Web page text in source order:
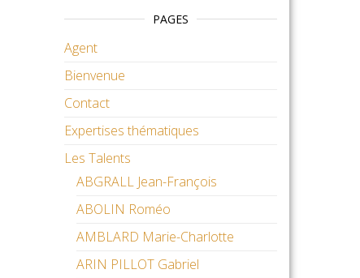
PAGES
Agent
Bienvenue
Contact
Expertises thématiques
Les Talents
ABGRALL Jean-François
ABOLIN Roméo
AMBLARD Marie-Charlotte
ARIN PILLOT Gabriel